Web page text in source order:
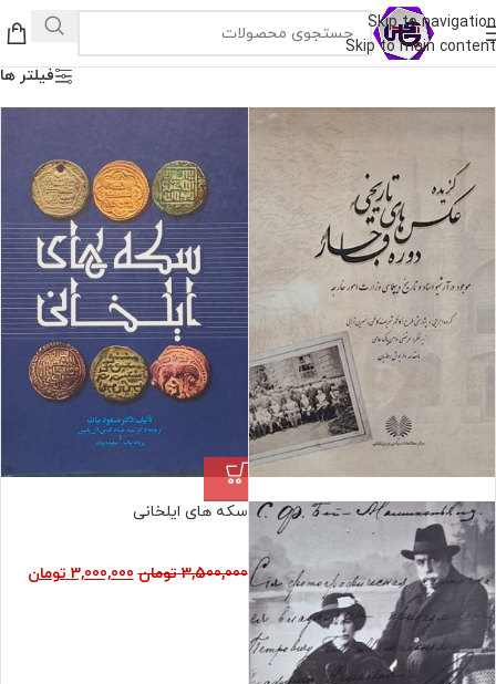
Skip to navigation
Skip to main content
فیلتر ها
فروش ویژه
سکه های ایلخانی
3,500,000 تومان 3,000,000 تومان